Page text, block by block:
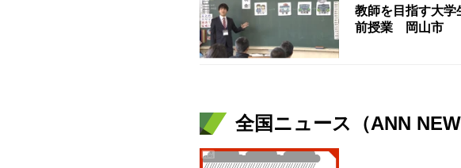
教師を目指す大
前授業 岡山市
全国ニュース（ANN